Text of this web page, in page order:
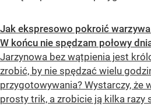
Jak ekspresowo pokroić warzywa
W końcu nie spędzam połowy
Jarzynowa bez wątpienia jest
zrobić, by nie spędzać wielu
przygotowywania? Wystarczy, że
prosty trik, a zrobicie ją kilka razy